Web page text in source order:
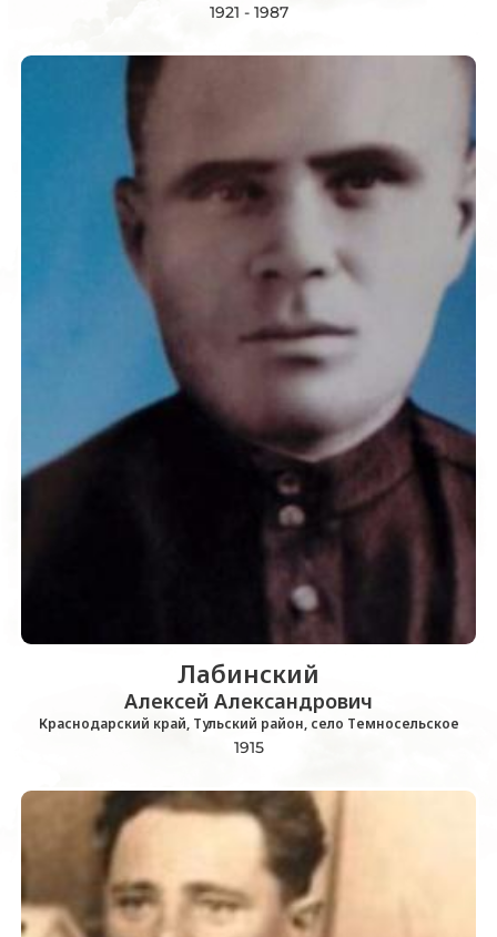
1921 - 1987
Лабинский
Алексей Александрович
Краснодарский край, Тульский район, село Темносельское
1915